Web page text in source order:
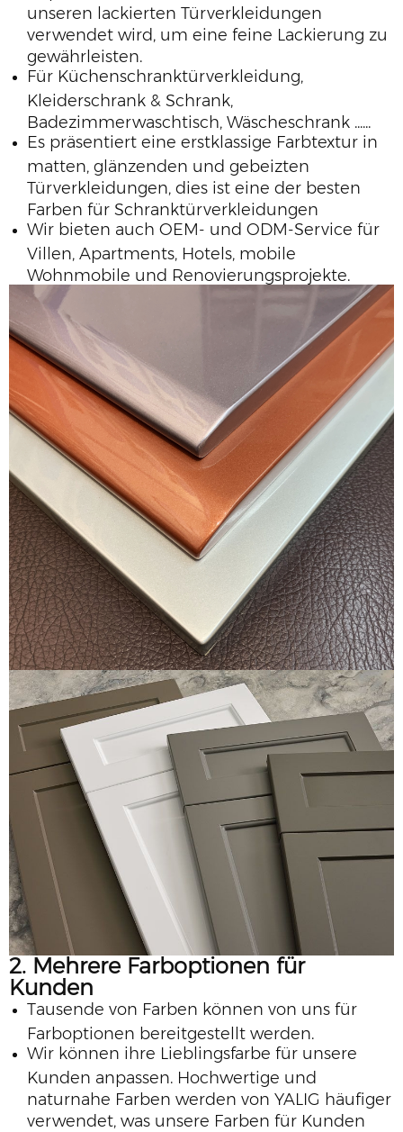
unseren lackierten Türverkleidungen
verwendet wird, um eine feine Lackierung zu
gewährleisten.
Für Küchenschranktürverkleidung,
Kleiderschrank & Schrank,
Badezimmerwaschtisch, Wäscheschrank ......
Es präsentiert eine erstklassige Farbtextur in
matten, glänzenden und gebeizten
Türverkleidungen, dies ist eine der besten
Farben für Schranktürverkleidungen
Wir bieten auch OEM- und ODM-Service für
Villen, Apartments, Hotels, mobile
Wohnmobile und Renovierungsprojekte.
2. Mehrere Farboptionen für
Kunden
Tausende von Farben können von uns für
Farboptionen bereitgestellt werden.
Wir können ihre Lieblingsfarbe für unsere
Kunden anpassen. Hochwertige und
naturnahe Farben werden von YALIG häufiger
verwendet, was unsere Farben für Kunden